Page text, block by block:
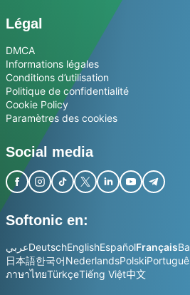
Légal
DMCA
Informations légales
Conditions d’utilisation
Politique de confidentialité
Cookie Policy
Paramètres des cookies
Social media
Softonic en:
عربيDeutschEnglishEspañolFrançais
日本語한국어NederlandsPolski
ภาษาไทยTürkçeTiếng Việt中文